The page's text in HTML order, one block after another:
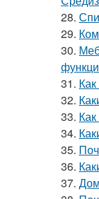
28.
29.
30.
31.
32.
33.
34.
35.
36.
37.